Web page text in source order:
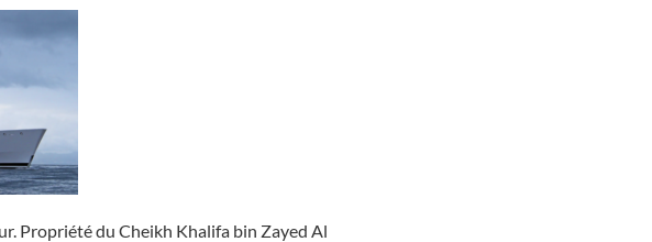
Propriété du Cheikh Khalifa bin Zayed Al